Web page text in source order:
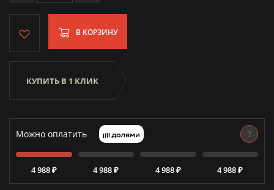
В КОРЗИНУ
КУПИТЬ В 1 КЛИК
Можно оплатить ?
4 988 ₽ 4 988 ₽ 4 988 ₽ 4 988 ₽